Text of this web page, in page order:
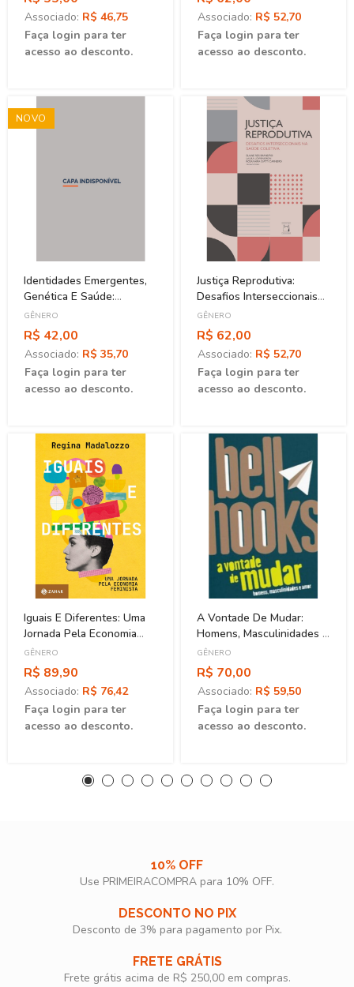
Associado: R$ 46,75
Faça login para ter
acesso ao desconto.
NOVO
Identidades Emergentes,
Genética E Saúde:
Perspectivas
Antropológicas
GÊNERO
R$ 42,00
Associado: R$ 35,70
Faça login para ter
acesso ao desconto.
Iguais E Diferentes: Uma
Jornada Pela Economia
Feminista
GÊNERO
R$ 89,90
Associado: R$ 76,42
Faça login para ter
acesso ao desconto.
Associado: R$ 52,70
Faça login para ter
acesso ao desconto.
Justiça Reprodutiva:
Desafios Interseccionais
Na Saúde Coletiva
GÊNERO
R$ 62,00
Associado: R$ 52,70
Faça login para ter
acesso ao desconto.
A Vontade De Mudar:
Homens, Masculinidades E
Amor
GÊNERO
R$ 70,00
Associado: R$ 59,50
Faça login para ter
acesso ao desconto.
10% OFF
Use PRIMEIRACOMPRA para 10% OFF.​
DESCONTO NO PIX
Desconto de 3% para pagamento por Pix.
FRETE GRÁTIS
Frete grátis acima de R$ 250,00 em compras.